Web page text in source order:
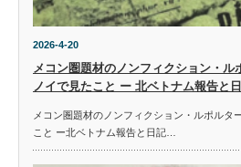
2026-4-20
メコン圏題材のノンフィクション・
ノイで見たこと ー 北ベトナム報告と
メコン圏題材のノンフィクション・ルポルタ
こと ー北ベトナム報告と日記…